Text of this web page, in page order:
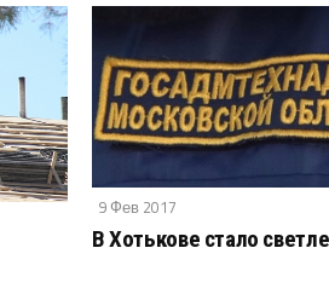
9 Фев 2017
В Хотькове стало